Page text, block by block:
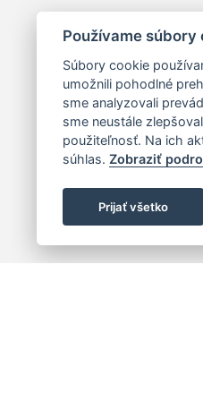
Používame súbory
Súbory cookie
umožnili pohodlné
sme analyzovali
sme neustále
použiteľnosť. Na ich
súhlas. Zobraziť
Prijať všetko